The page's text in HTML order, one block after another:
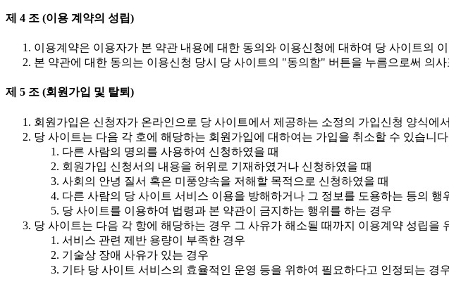
제 4 조 (이용 계약의 성립)
이용계약은 이용자가 본 약관 내용에 대한 동의와 이용신청에 대하여 당 사이트의
본 약관에 대한 동의는 이용신청 당시 당 사이트의 "동의함" 버튼을 누름으로써 의
제 5 조 (회원가입 및 탈퇴)
회원가입은 신청자가 온라인으로 당 사이트에서 제공하는 소정의 가입신청 양식
당 사이트는 다음 각 호에 해당하는 회원가입에 대하여는 가입을 취소할 수 있습니
다른 사람의 명의를 사용하여 신청하였을 때
회원가입 신청서의 내용을 허위로 기재하였거나 신청하였을 때
사회의 안녕 질서 혹은 미풍양속을 저해할 목적으로 신청하였을 때
다른 사람의 당 사이트 서비스 이용을 방해하거나 그 정보를 도용하는 등의 행
당 사이트를 이용하여 법령과 본 약관이 금지하는 행위를 하는 경우
당 사이트는 다음 각 항에 해당하는 경우 그 사유가 해소될 때까지 이용계약 성립을
서비스 관련 제반 용량이 부족한 경우
기술상 장애 사유가 있는 경우
기타 당 사이트 서비스의 효율적인 운영 등을 위하여 필요하다고 인정되는 경